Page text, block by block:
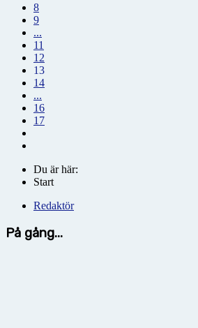
8
9
...
11
12
13
14
...
16
17
Du är här:
Start
Redaktör
På gång...